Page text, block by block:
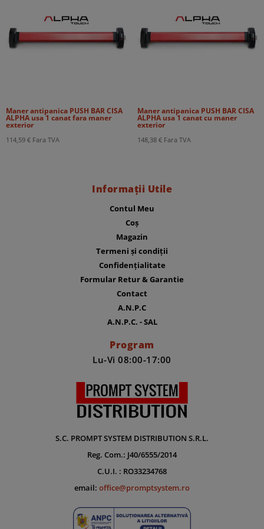
Maner antipanica PUSH BAR CISA
ALPHA usa 1 canat fara maner
exterior
114,59 € Fara TVA
Maner antipanica PUSH BAR CISA
ALPHA usa 1 canat cu maner
exterior
148,38 € Fara TVA
Informații Utile
Contul Meu
Coș
Magazin
Termeni și condiții
Confidențialitate
Formular Retur & Garantie
Contact
A.N.P.C
A.N.P.C. - SAL
Program
Lu-Vi 08:00-17:00
S.C. PROMPT SYSTEM DISTRIBUTION S.R.L.
Reg. Com.: J40/6555/2014
C.U.I. : RO33234768
email: office@promptsystem.ro